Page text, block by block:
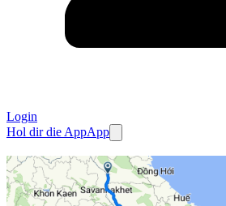
Login
Hol dir die AppApp